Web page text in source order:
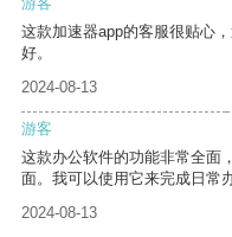
这款加速器app的客服很贴心
好。
2024-08-13
游客
这款办公软件的功能非常全面
面。我可以使用它来完成日常
2024-08-13